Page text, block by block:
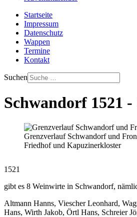
Startseite
Impressum
Datenschutz
Wappen
Termine
Kontakt
Suchen
Schwandorf 1521 -
Grenzverlauf Schwandorf und
Friedhof und Kapuzinerkloster
1521
gibt es 8 Weinwirte in Schwandorf,
Altmann Hanns, Viescher Leonhard,
Hans, Wirth Jakob, Örtl Hans, Schreier